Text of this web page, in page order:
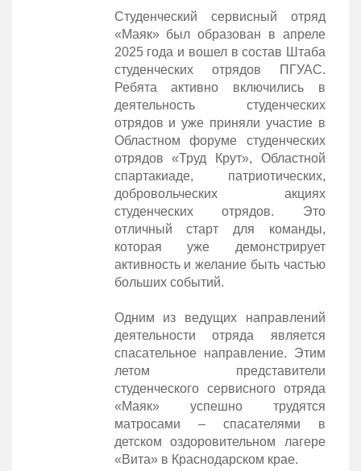
Студенческий сервисный отряд
«Маяк» был образован в апреле
2025 года и вошел в состав Штаба
студенческих отрядов ПГУАС.
Ребята активно включились в
деятельность студенческих
отрядов и уже приняли участие в
Областном форуме студенческих
отрядов «Труд Крут», Областной
спартакиаде, патриотических,
добровольческих акциях
студенческих отрядов. Это
отличный старт для команды,
которая уже демонстрирует
активность и желание быть частью
больших событий.
Одним из ведущих направлений
деятельности отряда является
спасательное направление. Этим
летом представители
студенческого сервисного отряда
«Маяк» успешно трудятся
матросами – спасателями в
детском оздоровительном лагере
«Вита» в Краснодарском крае.